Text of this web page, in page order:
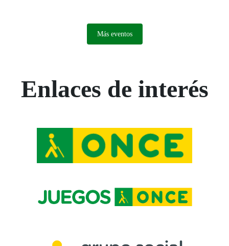
Más eventos
Enlaces de interés